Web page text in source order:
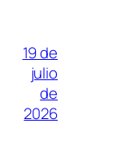
19 de
julio
de
2026